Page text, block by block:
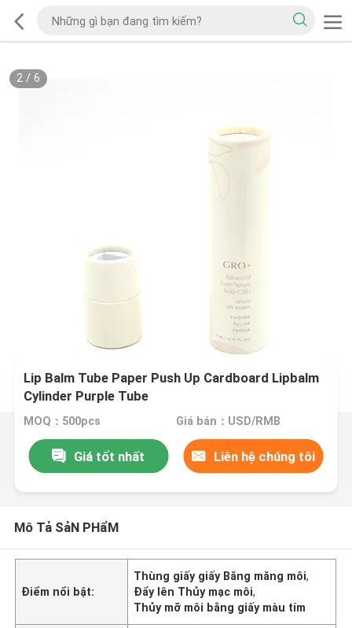
2/ 6
Lip Balm Tube Paper Push Up Cardboard Lipbalm
Cylinder Purple Tube
MOQ：500pcs Giá bán：USD/RMB
Giá tốt nhất Liên hệ chúng tôi
Mô Tả SảN PHẩM
Điểm nổi bật:
Thùng giấy giấy Băng măng môi,
Đẩy lên Thủy mạc môi,
Thủy mỡ môi bằng giấy màu tím